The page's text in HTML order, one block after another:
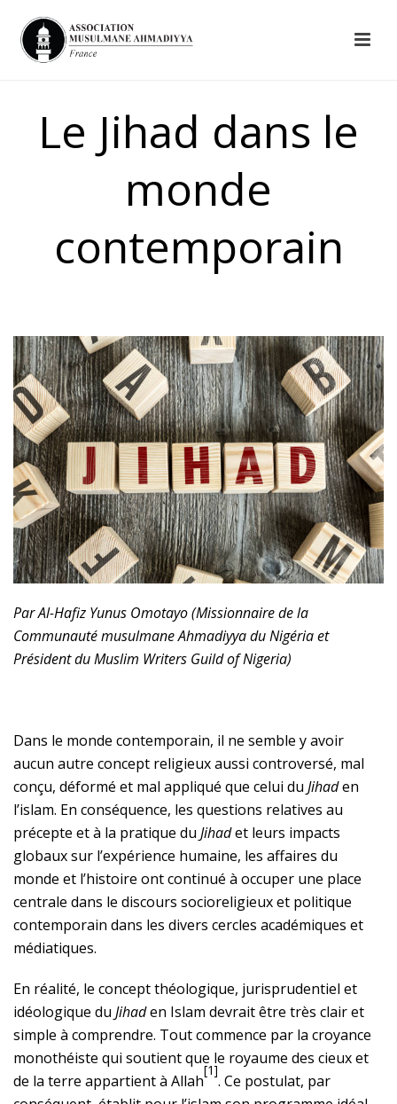
Le Jihad dans le
monde
contemporain
Par Al-Hafiz Yunus Omotayo (Missionnaire de la
Communauté musulmane Ahmadiyya du Nigéria et
Président du Muslim Writers Guild of Nigeria)
Dans le monde contemporain, il ne semble y avoir
aucun autre concept religieux aussi controversé, mal
conçu, déformé et mal appliqué que celui du Jihaden
l’islam. En conséquence, les questions relatives au
précepte et à la pratique du Jihadet leurs impacts
globaux sur l’expérience humaine, les affaires du
monde et l’histoire ont continué à occuper une place
centrale dans le discours socioreligieux et politique
contemporain dans les divers cercles académiques et
médiatiques.
En réalité, le concept théologique, jurisprudentiel et
idéologique du Jihaden Islam devrait être très clair et
simple à comprendre. Tout commence par la croyance
monothéiste qui soutient que le royaume des cieux et
de la terre appartient à Allah
[1]
. Ce postulat, par